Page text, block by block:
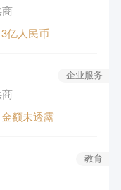
商
3亿人民币
商
企业服务
金额未透露
教育